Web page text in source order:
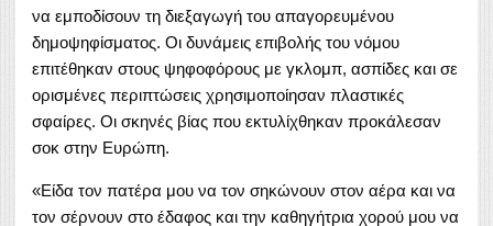
να εμποδίσουν τη διεξαγωγή του απαγορευμένου
δημοψηφίσματος. Οι δυνάμεις επιβολής του νόμου
επιτέθηκαν στους ψηφοφόρους με γκλομπ, ασπίδες και σε
ορισμένες περιπτώσεις χρησιμοποίησαν πλαστικές
σφαίρες. Οι σκηνές βίας που εκτυλίχθηκαν προκάλεσαν
σοκ στην Ευρώπη.
«Είδα τον πατέρα μου να τον σηκώνουν στον αέρα και να
τον σέρνουν στο έδαφος και την καθηγήτρια χορού μου να